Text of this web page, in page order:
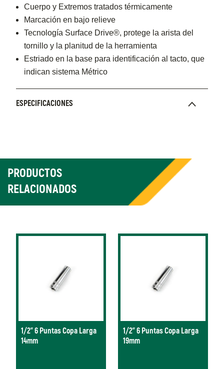
Cuerpo y Extremos tratados térmicamente
Marcación en bajo relieve
Tecnología Surface Drive®, protege la arista del
tornillo y la planitud de la herramienta
Estriado en la base para identificación al tacto, que
indican sistema Métrico
ESPECIFICACIONES
PRODUCTOS
RELACIONADOS
1/2" 6 Puntas Copa Larga
14mm
1/2" 6 Puntas Copa Larga
19mm